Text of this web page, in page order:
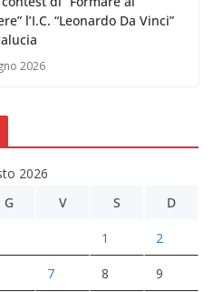
l’I.C. “Leonardo Da Vinci”
2026
2026
G V S D
1 2
7 8 9